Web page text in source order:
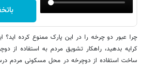
چرا عبور دو چرخه را در این پارک ممنوع کرده اید؟
کرایه بدهید، راهکار تشویق مردم به استفاده از
ساخت استفاده از دوچرخه در محل مسکونی مردم